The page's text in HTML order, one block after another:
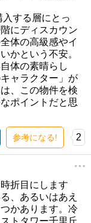
する層にとっ
にディスカウン
体の高級感やイ
かという不安。
体の素晴らし
ャラクター」が
、この物件を検
ポイントだと思
参考になる! 2
折目にします
、あるいはあえ
かあります。冷
トタワー千里丘